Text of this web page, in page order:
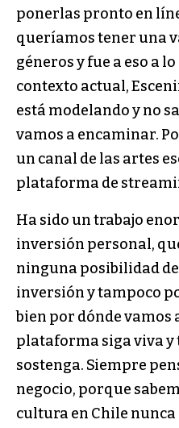
ponerlas pronto en
queríamos tener una
géneros y fue a eso a
contexto actual,
está modelando y no
vamos a encaminar.
un canal de las artes
plataforma de
Ha sido un trabajo
inversión personal,
ninguna posibilidad
inversión y tampoco
bien por dónde vamos
plataforma siga viva y
sostenga. Siempre
negocio, porque
cultura en Chile